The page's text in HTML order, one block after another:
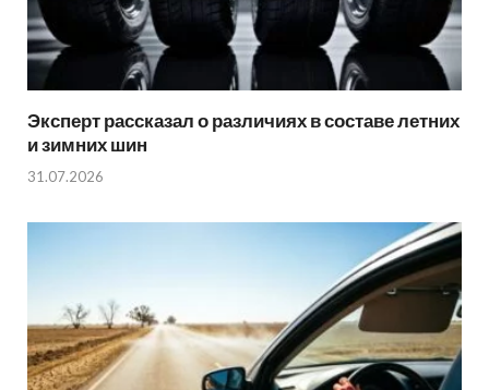
Эксперт рассказал о различиях в составе летних
и зимних шин
31.07.2026